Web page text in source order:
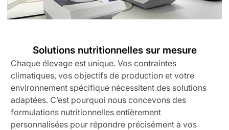
Solutions nutritionnelles sur mesure
Chaque élevage est unique. Vos contraintes
climatiques, vos objectifs de production et votre
environnement spécifique nécessitent des solutions
adaptées. C’est pourquoi nous concevons des
formulations nutritionnelles entièrement
personnalisées pour répondre précisément à vos